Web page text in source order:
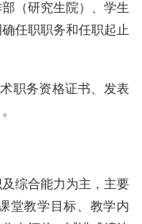
（研究生院）、学生
任职职务和任职起止
职务资格证书、发表
综合能力为主，主要
堂教学目标、教学内